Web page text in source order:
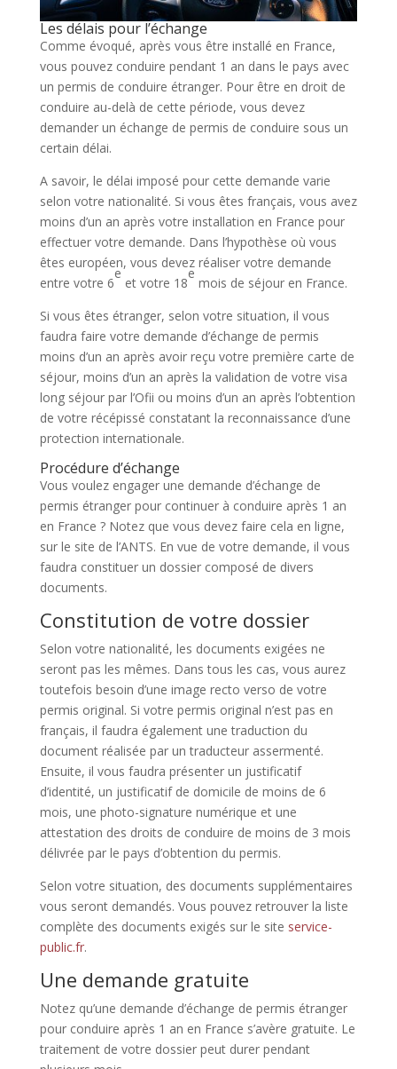
Les délais pour l’échange
Comme évoqué, après vous être installé en France,
vous pouvez conduire pendant 1 an dans le pays avec
un permis de conduire étranger. Pour être en droit de
conduire au-delà de cette période, vous devez
demander un échange de permis de conduire sous un
certain délai.
A savoir, le délai imposé pour cette demande varie
selon votre nationalité. Si vous êtes français, vous avez
moins d’un an après votre installation en France pour
effectuer votre demande. Dans l’hypothèse où vous
êtes européen, vous devez réaliser votre demande
entre votre 6
e
et votre 18
e
mois de séjour en France.
Si vous êtes étranger, selon votre situation, il vous
faudra faire votre demande d’échange de permis
moins d’un an après avoir reçu votre première carte de
séjour, moins d’un an après la validation de votre visa
long séjour par l’Ofii ou moins d’un an après l’obtention
de votre récépissé constatant la reconnaissance d’une
protection internationale.
Procédure d’échange
Vous voulez engager une demande d’échange de
permis étranger pour continuer à conduire après 1 an
en France ? Notez que vous devez faire cela en ligne,
sur le site de l’ANTS. En vue de votre demande, il vous
faudra constituer un dossier composé de divers
documents.
Constitution de votre dossier
Selon votre nationalité, les documents exigées ne
seront pas les mêmes. Dans tous les cas, vous aurez
toutefois besoin d’une image recto verso de votre
permis original. Si votre permis original n’est pas en
français, il faudra également une traduction du
document réalisée par un traducteur assermenté.
Ensuite, il vous faudra présenter un justificatif
d’identité, un justificatif de domicile de moins de 6
mois, une photo-signature numérique et une
attestation des droits de conduire de moins de 3 mois
délivrée par le pays d’obtention du permis.
Selon votre situation, des documents supplémentaires
vous seront demandés. Vous pouvez retrouver la liste
complète des documents exigés sur le site service-
public.fr.
Une demande gratuite
Notez qu’une demande d’échange de permis étranger
pour conduire après 1 an en France s’avère gratuite. Le
traitement de votre dossier peut durer pendant